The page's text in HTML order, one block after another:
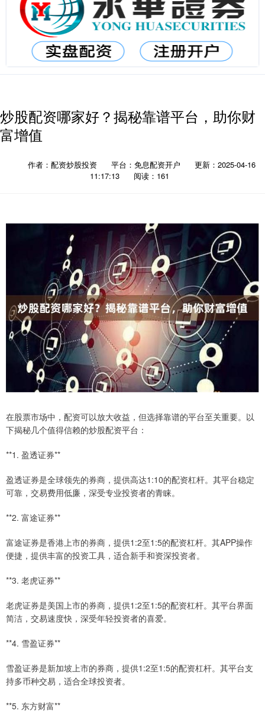
炒股配资哪家好？揭秘靠谱平台，助你财
富增值
作者：配资炒股投资 平台：免息配资开户
更新：2025-04-16
11:17:13
阅读：161
在股票市场中，配资可以放大收益，但选择靠谱的平台至关重要。以
下揭秘几个值得信赖的炒股配资平台：
**1. 盈透证券**
盈透证券是全球领先的券商，提供高达1:10的配资杠杆。其平台稳定
可靠，交易费用低廉，深受专业投资者的青睐。
**2. 富途证券**
富途证券是香港上市的券商，提供1:2至1:5的配资杠杆。其APP操作
便捷，提供丰富的投资工具，适合新手和资深投资者。
**3. 老虎证券**
老虎证券是美国上市的券商，提供1:2至1:5的配资杠杆。其平台界面
简洁，交易速度快，深受年轻投资者的喜爱。
**4. 雪盈证券**
雪盈证券是新加坡上市的券商，提供1:2至1:5的配资杠杆。其平台支
持多币种交易，适合全球投资者。
**5. 东方财富**